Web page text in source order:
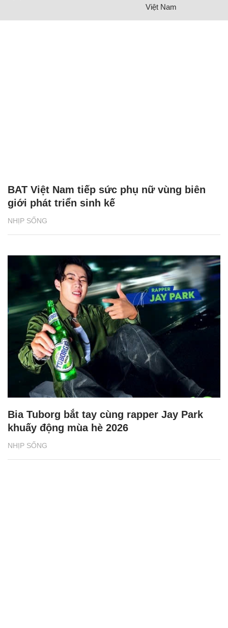
Việt Nam
NHỊP SỐNG
BAT Việt Nam tiếp sức phụ nữ vùng biên
giới phát triển sinh kế
NHỊP SỐNG
Bia Tuborg bắt tay cùng rapper Jay Park
khuấy động mùa hè 2026